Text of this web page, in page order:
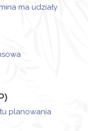
ma udziały
planowania